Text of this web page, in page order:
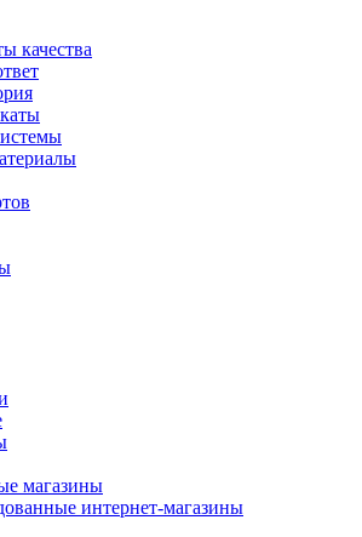
качества
магазины
интернет-магазины